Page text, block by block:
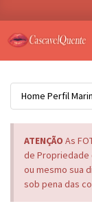
Home Perfil
ATENÇÃO As
de Propriedade
ou mesmo sua
sob pena das